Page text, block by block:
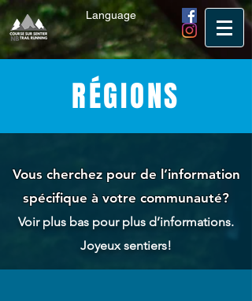
Language
RÉGIONS
Vous cherchez pour de l’information
spécifique à votre communauté?
Voir plus bas pour plus d’informations.
Joyeux sentiers!